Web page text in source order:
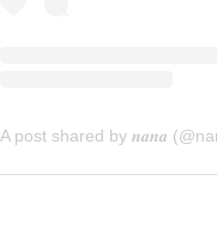
A post shared by 𝒏𝒂𝒏𝒂